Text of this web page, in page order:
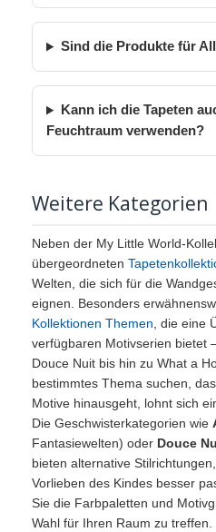
Sind die Produkte für
Kann ich die Tapeten
Feuchtraum verwenden?
Weitere Kategorien
Neben der My Little World-
übergeordneten
Welten, die sich für die
eignen. Besonders
Kollektionen Themen, die eine
verfügbaren Motivserien bietet
Douce Nuit bis hin zu What a
bestimmtes Thema suchen,
Motive hinausgeht, lohnt sich
Die Geschwisterkategorien wie
Fantasiewelten) oder Douce
bieten alternative
Vorlieben des Kindes besser
Sie die Farbpaletten und
Wahl für Ihren Raum zu treffen.